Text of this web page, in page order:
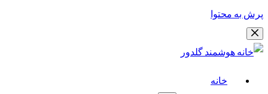
پرش به محتوا
خانه